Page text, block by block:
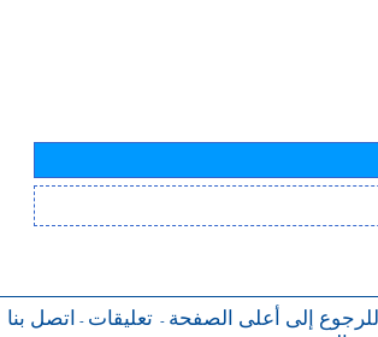
للرجوع إلى أعلى الصفحة - تعليقات - اتصل بنا